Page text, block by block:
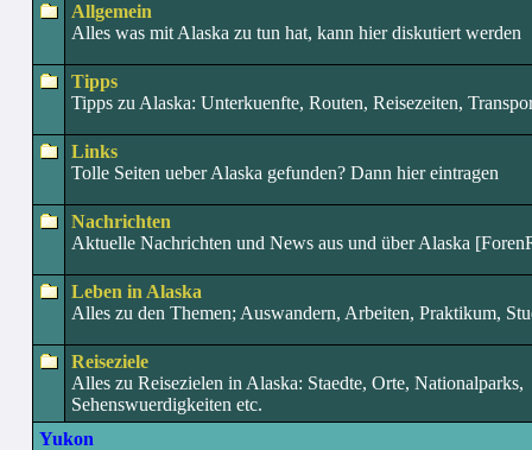
Allgemein
Alles was mit Alaska zu tun hat, kann hier diskutiert werden
Tipps
Tipps zu Alaska: Unterkuenfte, Routen, Reisezeiten,
Links
Tolle Seiten ueber Alaska gefunden? Dann hier eintragen
Nachrichten
Aktuelle Nachrichten und News aus und über Alaska
Leben in Alaska
Alles zu den Themen; Auswandern, Arbeiten, Praktikum,
Reiseziele
Alles zu Reisezielen in Alaska: Staedte, Orte, Nationalparks,
Sehenswuerdigkeiten etc.
Yukon